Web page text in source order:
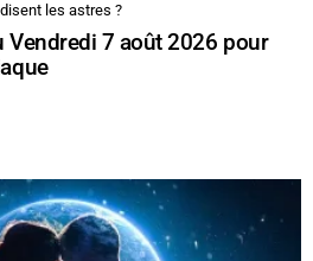
les astres ?
Vendredi 7 août 2026 pour